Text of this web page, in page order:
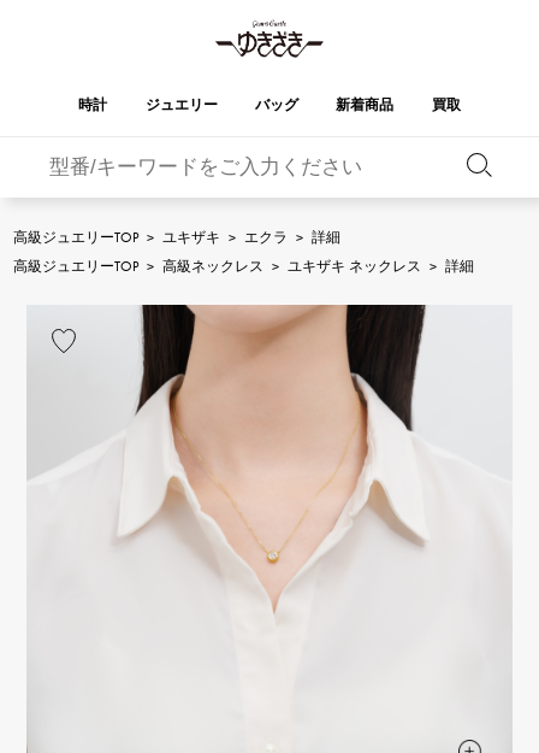
時計 ジュエリー バッグ 新着商品 買取
OMEGA BREITLING
A.LANGE & SOHNE
ランゲ＆ゾーネ
Breguet
ブレゲ
PATEK PHILIPPE
パテック・フィリップ
IWC
IWC
FRANCK MULLER
フランク・ミュラー
RICHARD MILLE
リシャール・ミル
VACHERON
CONSTANTIN
ヴァシュロン・コンスタ
PANERAI
パネライ
YUKIZAKI
ジュエリー
ジュエリー
REGALIA
レガリア
DOUBLE TOP
ダブルトップ
YOBIKO
ヨビコ
NOMBRE
ノンブル
NOMBRE putite
ノンブルプティ
ALPHA
アルファ
ALPHA putite
アルファプティ
eclat
エクラ
RICH CROSS TwinPinky
バーキン オータクロア
ケリー ピコタンロック
ガーデンパーティー エブリン
チャーム
その他
エルメスバッグ
高級ジュエリーTOP > ユキザキ > エクラ > 詳細
高級ジュエリーTOP > 高級ネックレス > ユキザキ ネックレス > 詳細